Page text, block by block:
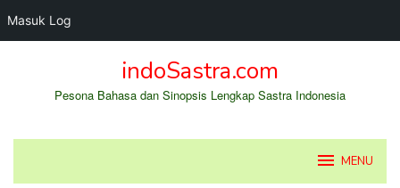
Masuk Log
indoSastra.com
Pesona Bahasa dan Sinopsis Lengkap Sastra Indonesia
MENU